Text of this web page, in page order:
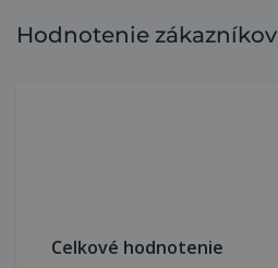
Hodnotenie zákazníkov
Celkové hodnotenie